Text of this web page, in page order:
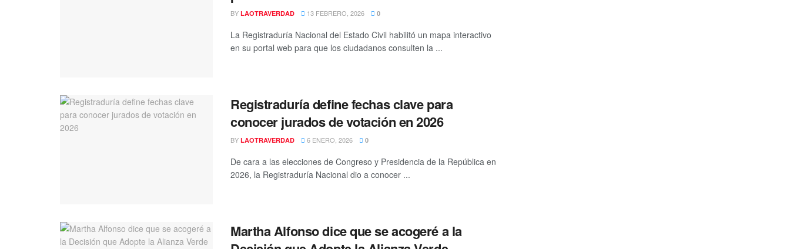
BY LAOTRAVERDAD 13 FEBRERO, 2026 0
La Registraduría Nacional del Estado Civil habilitó un mapa interactivo
en su portal web para que los ciudadanos consulten la ...
Registraduría define fechas clave para
conocer jurados de votación en 2026
BY LAOTRAVERDAD 6 ENERO, 2026 0
De cara a las elecciones de Congreso y Presidencia de la República en
2026, la Registraduría Nacional dio a conocer ...
Martha Alfonso dice que se acogeré a la